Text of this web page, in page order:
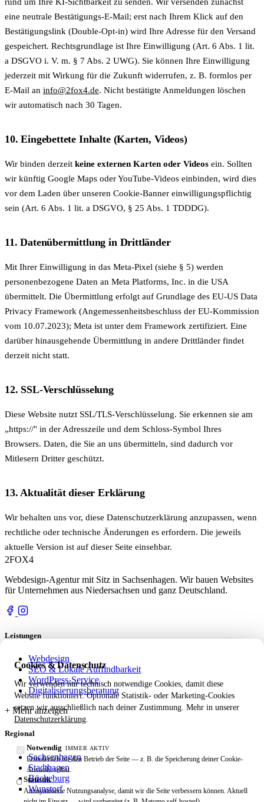
eine neutrale Bestätigungs-E-Mail; erst nach Ihrem Klick auf den
Bestätigungslink (Double-Opt-in) wird Ihre Adresse für den Versand
gespeichert. Rechtsgrundlage ist Ihre Einwilligung (Art. 6 Abs. 1 lit.
a DSGVO i. V. m. § 7 Abs. 2 UWG). Sie können Ihre Einwilligung
jederzeit mit Wirkung für die Zukunft widerrufen, z. B. formlos per
E-Mail an info@2fox4.de. Nicht bestätigte Anmeldungen löschen
wir automatisch nach 30 Tagen.
10. Eingebettete Inhalte (Karten, Videos)
Wir binden derzeit keine externen Karten oder Videos ein. Sollten
wir künftig Google Maps oder YouTube-Videos einbinden, wird dies
vor dem Laden über unseren Cookie-Banner einwilligungspflichtig
sein (Art. 6 Abs. 1 lit. a DSGVO, § 25 Abs. 1 TDDDG).
11. Datenübermittlung in Drittländer
Mit Ihrer Einwilligung in das Meta-Pixel (siehe § 5) werden
personenbezogene Daten an Meta Platforms, Inc. in die USA
übermittelt. Die Übermittlung erfolgt auf Grundlage des EU-US Data
Privacy Framework (Angemessenheitsbeschluss der EU-Kommission
vom 10.07.2023); Meta ist unter dem Framework zertifiziert. Eine
darüber hinausgehende Übermittlung in andere Drittländer findet
derzeit nicht statt.
12. SSL-Verschlüsselung
Diese Website nutzt SSL/TLS-Verschlüsselung. Sie erkennen sie am
„https://" in der Adresszeile und dem Schloss-Symbol Ihres
Browsers. Daten, die Sie an uns übermitteln, sind dadurch vor
Mitlesern Dritter geschützt.
13. Aktualität dieser Erklärung
Wir behalten uns vor, diese Datenschutzerklärung anzupassen, wenn
rechtliche oder technische Änderungen es erfordern. Die jeweils
aktuelle Version ist auf dieser Seite einsehbar.
2FOX4
Webdesign-Agentur mit Sitz in Sachsenhagen. Wir bauen Websites
für Unternehmen aus Niedersachsen und ganz Deutschland.
Leistungen
Webdesign
SEO & Lokale Auffindbarkeit
WordPress-Service
Digitalisierungsberatung
Regional
Sachsenhagen
Stadthagen
Bückeburg
Wunstorf
Cookies & Datenschutz
Wir verwenden nur technisch notwendige Cookies, damit diese
Website funktioniert. Optionale Statistik- oder Marketing-Cookies
setzen wir ausschließlich nach deiner Zustimmung. Mehr in unserer
Datenschutzerklärung.
Notwendig IMMER AKTIV
Erforderlich für den Betrieb der Seite — z. B. die Speicherung deiner Cookie-
Auswahl selbst.
Statistik
Anonymisierte Nutzungsanalyse, damit wir die Seite verbessern können. Aktuell